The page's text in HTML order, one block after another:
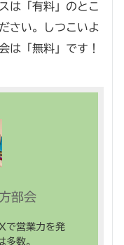
は「有料」のとこ
さい。しつこいよ
は「無料」です！
部会
で営業力を発
多数。